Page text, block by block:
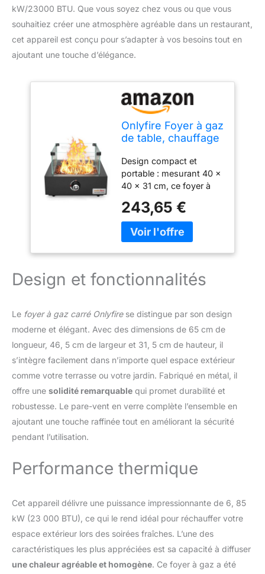
kW/23000 BTU. Que vous soyez chez vous ou que vous
souhaitiez créer une atmosphère agréable dans un restaurant,
cet appareil est conçu pour s’adapter à vos besoins tout en
ajoutant une touche d’élégance.
Onlyfire Foyer à gaz
de table, chauffage
extérieur avec
entrée d'air arrière,
roches de lave et
protection contre le
vent en verre, foyer
au propane pour
terrasse, jardin,
restaurant
Design compact et
portable : mesurant 40 ×
40 × 31 cm, ce foyer à
les terrasses, balcons et
tables de jardin, offrant
de la chaleur sans
solide et durable : le
foyer au propane est
en acier durable de haute
qualité avec une finition
protectrice en émail. Le
fer à pulvériser en
poudre est antirouille et
résistant à la chaleur,
pour votre jardin,
terrasse, jardin ou
extérieur pendant une
d'un brûleur de 6,74 kW,
constante et efficace,
créant une atmosphère
chaleureuse pour les
réunions en plein air.
sécurité améliorées :
243,65 €
Design et fonctionnalités
Le foyer à gaz carré Onlyfirese distingue par son design
moderne et élégant. Avec des dimensions de 65 cm de
longueur, 46, 5 cm de largeur et 31, 5 cm de hauteur, il
s’intègre facilement dans n’importe quel espace extérieur
comme votre terrasse ou votre jardin. Fabriqué en métal, il
offre une solidité remarquable qui promet durabilité et
robustesse. Le pare-vent en verre complète l’ensemble en
ajoutant une touche raffinée tout en améliorant la sécurité
pendant l’utilisation.
Performance thermique
Cet appareil délivre une puissance impressionnante de 6, 85
kW (23 000 BTU), ce qui le rend idéal pour réchauffer votre
espace extérieur lors des soirées fraîches. L’une des
caractéristiques les plus appréciées est sa capacité à diffuser
une chaleur agréable et homogène. Ce foyer à gaz a été